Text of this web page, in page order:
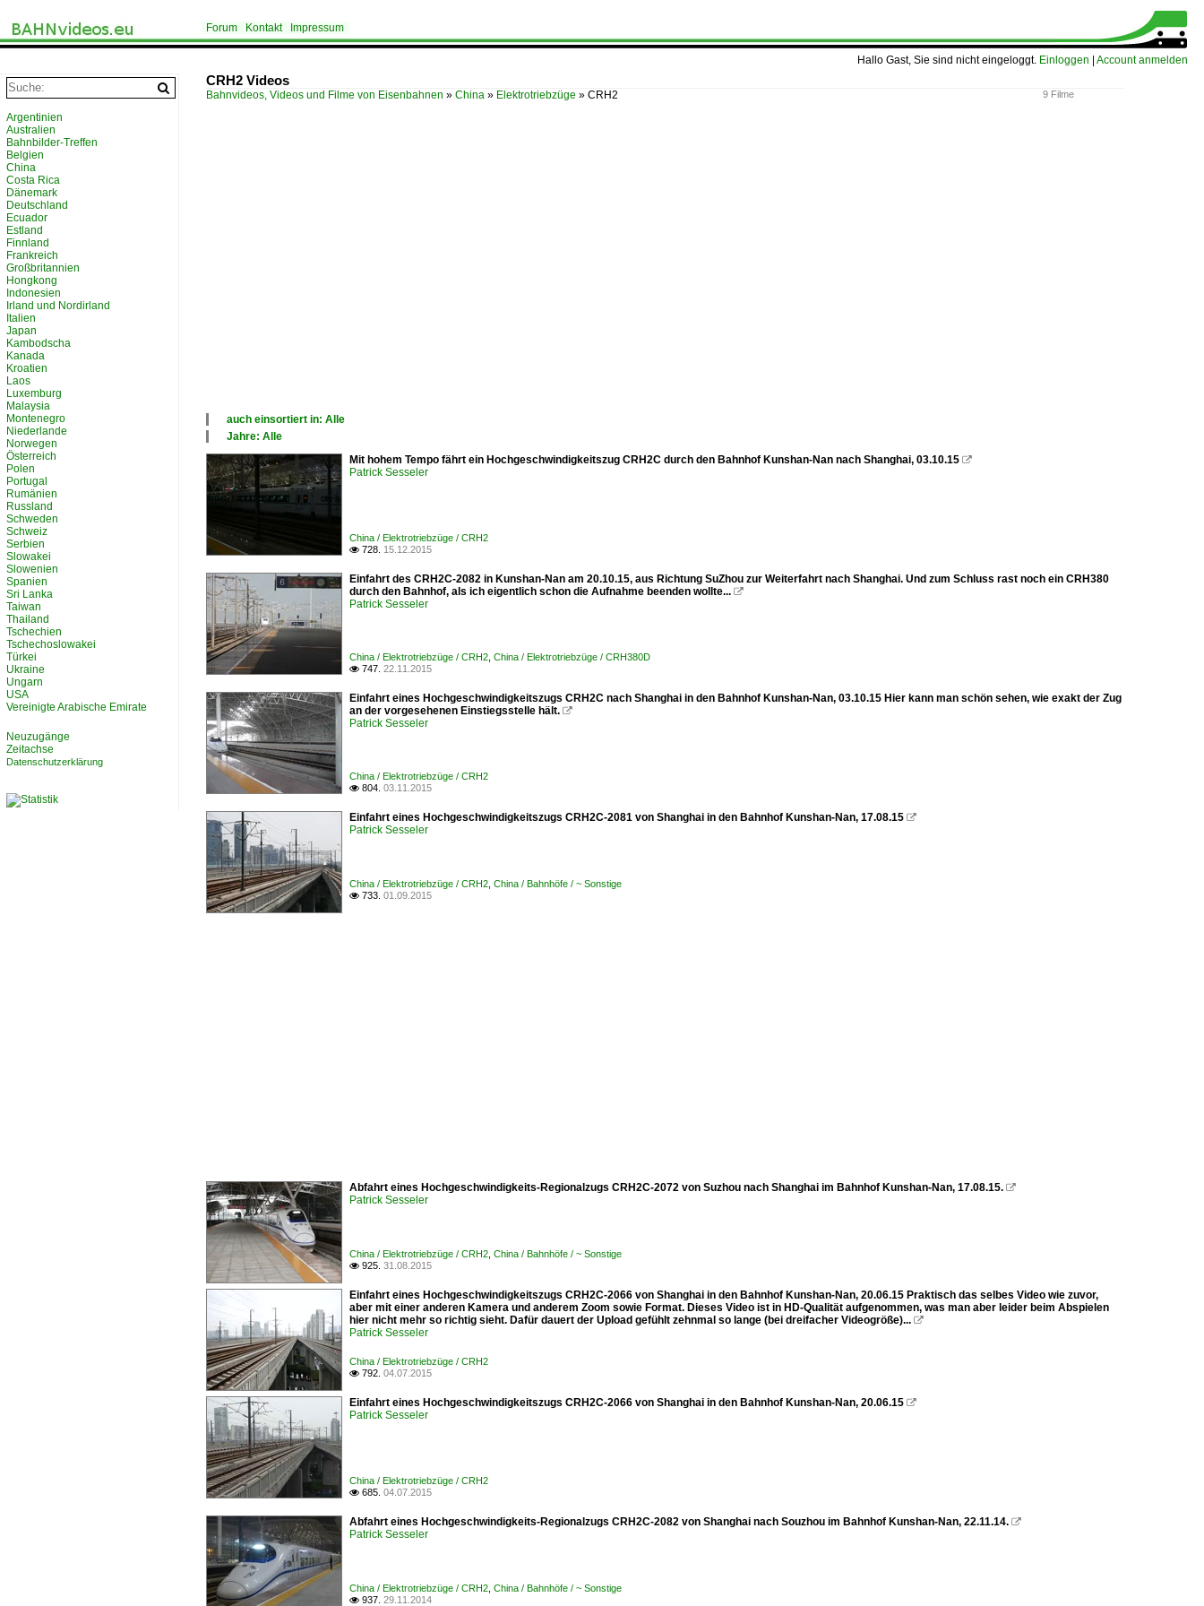
Hallo Gast, Sie sind nicht eingeloggt. Einloggen Account anmelden
Forum Kontakt Impressum
CRH2 Videos
9 Filme
Bahnvideos, Videos und Filme von Eisenbahnen » China » Elektrotriebzüge » CRH2
auch einsortiert in: Alle
China
Jahre: Alle
Alle Jahre
2000
2010
Mit hohem Tempo fährt ein Hochgeschwindigkeitszug CRH2C durch den Bahnhof Kunshan-Nan nach Shanghai, 03.10.15 
Patrick Sesseler
China / Elektrotriebzüge / CRH2
 728. 15.12.2015
Einfahrt des CRH2C-2082 in Kunshan-Nan am 20.10.15, aus Richtung SuZhou zur Weiterfahrt nach Shanghai. Und zum Schluss rast noch ein CRH380
durch den Bahnhof, als ich eigentlich schon die Aufnahme beenden wollte... 
Patrick Sesseler
China / Elektrotriebzüge / CRH2 China / Elektrotriebzüge / CRH380D
 747. 22.11.2015
Einfahrt eines Hochgeschwindigkeitszugs CRH2C nach Shanghai in den Bahnhof Kunshan-Nan, 03.10.15 Hier kann man schön sehen, wie exakt der Zug
an der vorgesehenen Einstiegsstelle hält. 
Patrick Sesseler
China / Elektrotriebzüge / CRH2
 804. 03.11.2015
Einfahrt eines Hochgeschwindigkeitszugs CRH2C-2081 von Shanghai in den Bahnhof Kunshan-Nan, 17.08.15 
Patrick Sesseler
China / Elektrotriebzüge / CRH2 China / Bahnhöfe / ~ Sonstige
 733. 01.09.2015
Abfahrt eines Hochgeschwindigkeits-Regionalzugs CRH2C-2072 von Suzhou nach Shanghai im Bahnhof Kunshan-Nan, 17.08.15. 
Patrick Sesseler
China / Elektrotriebzüge / CRH2 China / Bahnhöfe / ~ Sonstige
 925. 31.08.2015
Einfahrt eines Hochgeschwindigkeitszugs CRH2C-2066 von Shanghai in den Bahnhof Kunshan-Nan, 20.06.15 Praktisch das selbes Video wie zuvor,
aber mit einer anderen Kamera und anderem Zoom sowie Format. Dieses Video ist in HD-Qualität aufgenommen, was man aber leider beim Abspielen
hier nicht mehr so richtig sieht. Dafür dauert der Upload gefühlt zehnmal so lange (bei dreifacher Videogröße)... 
Patrick Sesseler
China / Elektrotriebzüge / CRH2
 792. 04.07.2015
Einfahrt eines Hochgeschwindigkeitszugs CRH2C-2066 von Shanghai in den Bahnhof Kunshan-Nan, 20.06.15 
Patrick Sesseler
China / Elektrotriebzüge / CRH2
 685. 04.07.2015
Abfahrt eines Hochgeschwindigkeits-Regionalzugs CRH2C-2082 von Shanghai nach Souzhou im Bahnhof Kunshan-Nan, 22.11.14. 
Patrick Sesseler
China / Elektrotriebzüge / CRH2 China / Bahnhöfe / ~ Sonstige
 937. 29.11.2014
Argentinien
Australien
Bahnbilder-Treffen
Belgien
China
Costa Rica
Dänemark
Deutschland
Ecuador
Estland
Finnland
Frankreich
Großbritannien
Hongkong
Indonesien
Irland und Nordirland
Italien
Japan
Kambodscha
Kanada
Kroatien
Laos
Luxemburg
Malaysia
Montenegro
Niederlande
Norwegen
Österreich
Polen
Portugal
Rumänien
Russland
Schweden
Schweiz
Serbien
Slowakei
Slowenien
Spanien
Sri Lanka
Taiwan
Thailand
Tschechien
Tschechoslowakei
Türkei
Ukraine
Ungarn
USA
Vereinigte Arabische Emirate
Neuzugänge
Zeitachse
Datenschutzerklärung